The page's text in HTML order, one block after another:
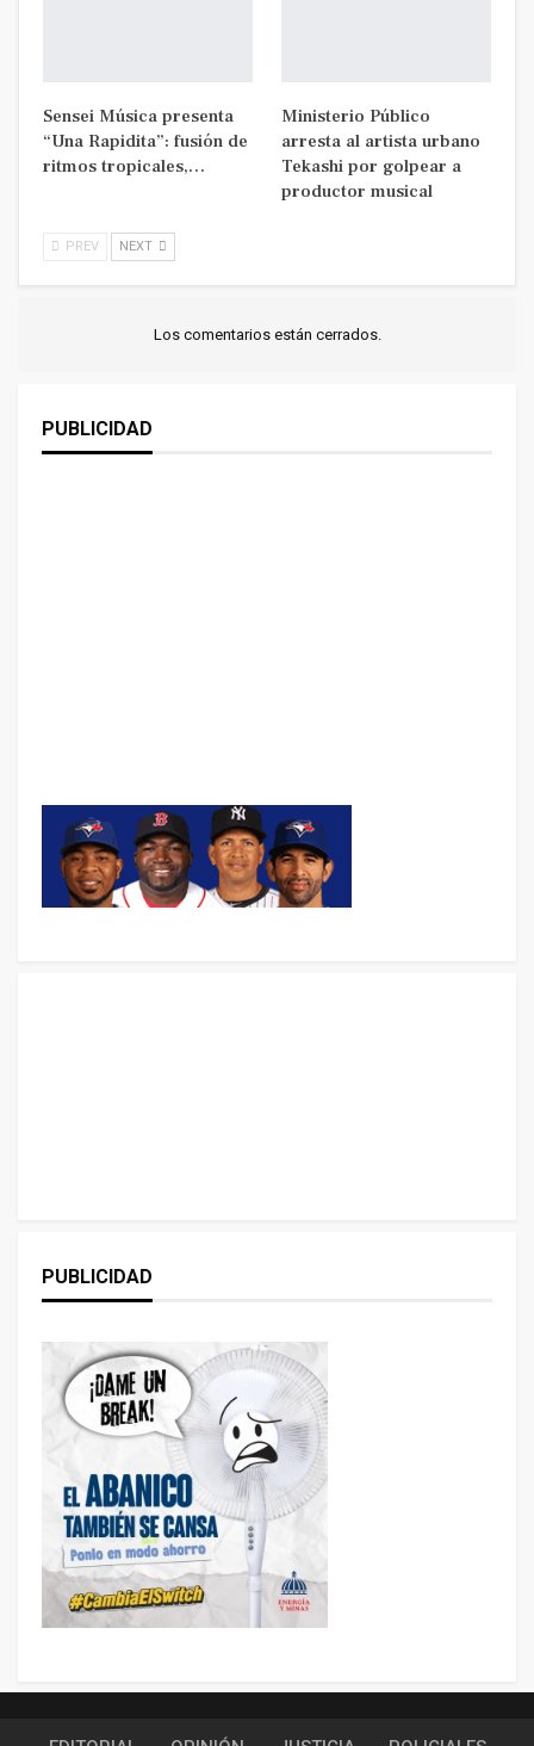
Sensei Música presenta
“Una Rapidita”: fusión de
ritmos tropicales,…
Ministerio Público
arresta al artista urbano
Tekashi por golpear a
productor musical
PREV NEXT
Los comentarios están cerrados.
PUBLICIDAD
PUBLICIDAD